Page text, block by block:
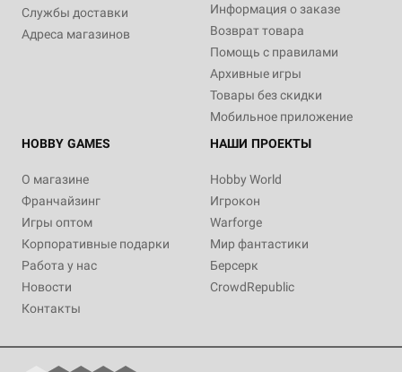
Службы доставки
Адреса магазинов
Информация о заказе
Возврат товара
Помощь с правилами
Архивные игры
Товары без скидки
Мобильное приложение
HOBBY GAMES
О магазине
Франчайзинг
Игры оптом
Корпоративные подарки
Работа у нас
Новости
Контакты
НАШИ ПРОЕКТЫ
Hobby World
Игрокон
Warforge
Мир фантастики
Берсерк
CrowdRepublic